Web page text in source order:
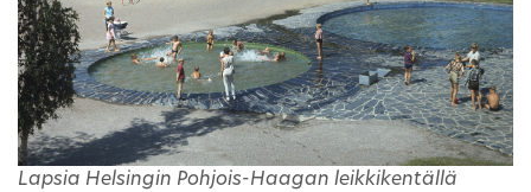
Lapsia Helsingin Pohjois-Haagan leikkikentällä